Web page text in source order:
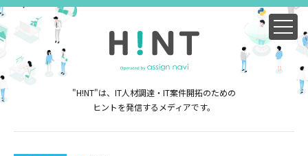
"H!NT"は、IT人材調達・IT案件開拓のための
ヒントを発信するメディアです。